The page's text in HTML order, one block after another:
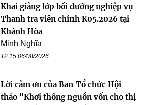
Khai giảng lớp bồi dưỡng nghiệp vụ
Thanh tra viên chính K05.2026 tại
Khánh Hòa
Minh Nghĩa
12:15 06/08/2026
Lời cảm ơn của Ban Tổ chức Hội
thảo "Khơi thông nguồn vốn cho thị